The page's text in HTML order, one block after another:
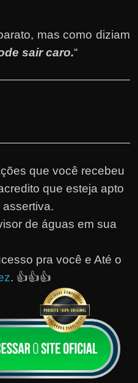
mas como diziam
sair caro.“
que você recebeu
que esteja apto
de águas em sua
pra você e Até o
. 👍👍👍